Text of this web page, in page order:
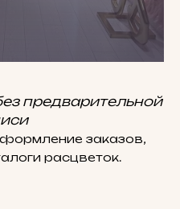
предварительной
заказов,
расцветок.